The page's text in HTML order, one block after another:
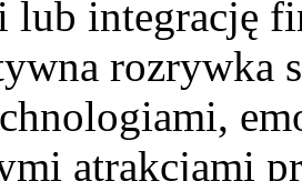
lub integrację
rozrywka
atrakcjami